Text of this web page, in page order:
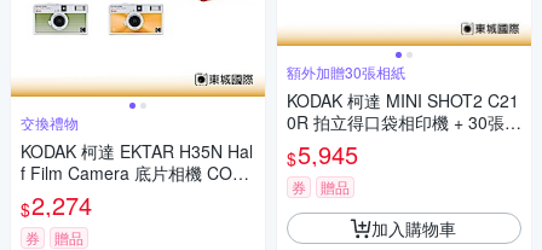
交換禮物
KODAK 柯達 EKTAR H35N Hal
f Film Camera 底片相機 COLO
RPLUS 200底片組
$2,274
券 贈品
額外加贈30張相紙
KODAK 柯達 MINI SHOT2 C21
0R 拍立得口袋相印機 + 30張相
紙組 公司貨
$5,945
券 贈品
加入購物車